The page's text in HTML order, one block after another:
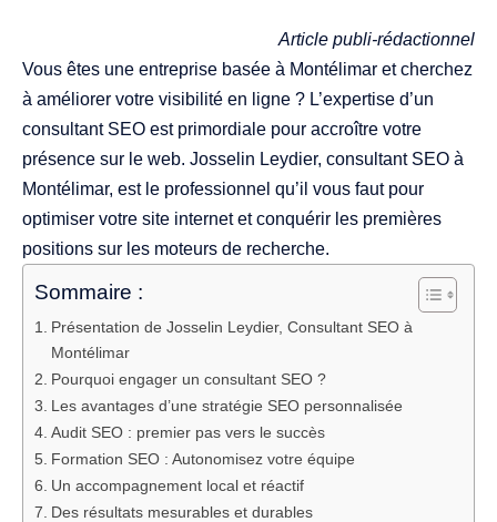
Article publi-rédactionnel
Vous êtes une entreprise basée à Montélimar et cherchez
à améliorer votre visibilité en ligne ? L’expertise d’un
consultant SEO est primordiale pour accroître votre
présence sur le web. Josselin Leydier, consultant SEO à
Montélimar, est le professionnel qu’il vous faut pour
optimiser votre site internet et conquérir les premières
positions sur les moteurs de recherche.
Sommaire :
Présentation de Josselin Leydier, Consultant SEO à
Montélimar
Pourquoi engager un consultant SEO ?
Les avantages d’une stratégie SEO personnalisée
Audit SEO : premier pas vers le succès
Formation SEO : Autonomisez votre équipe
Un accompagnement local et réactif
Des résultats mesurables et durables